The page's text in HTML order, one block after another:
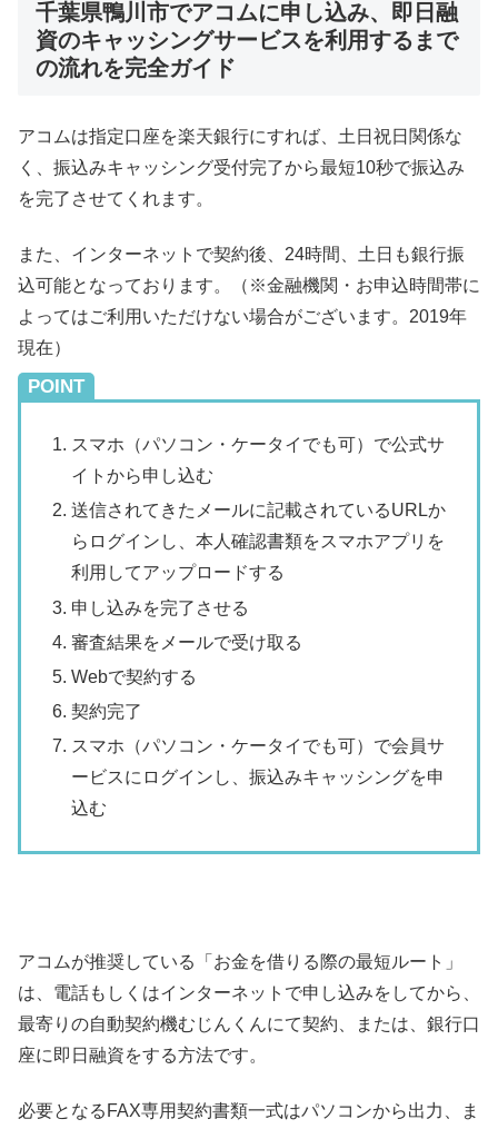
千葉県鴨川市でアコムに申し込み、即日融
資のキャッシングサービスを利用するまで
の流れを完全ガイド
アコムは指定口座を楽天銀行にすれば、土日祝日関係な
く、振込みキャッシング受付完了から最短10秒で振込み
を完了させてくれます。
また、インターネットで契約後、24時間、土日も銀行振
込可能となっております。（※金融機関・お申込時間帯に
よってはご利用いただけない場合がございます。2019年
現在）
POINT
スマホ（パソコン・ケータイでも可）で公式サ
イトから申し込む
送信されてきたメールに記載されているURLか
らログインし、本人確認書類をスマホアプリを
利用してアップロードする
申し込みを完了させる
審査結果をメールで受け取る
Webで契約する
契約完了
スマホ（パソコン・ケータイでも可）で会員サ
ービスにログインし、振込みキャッシングを申
込む
アコムが推奨している「お金を借りる際の最短ルート」
は、電話もしくはインターネットで申し込みをしてから、
最寄りの自動契約機むじんくんにて契約、または、銀行口
座に即日融資をする方法です。
必要となるFAX専用契約書類一式はパソコンから出力、ま